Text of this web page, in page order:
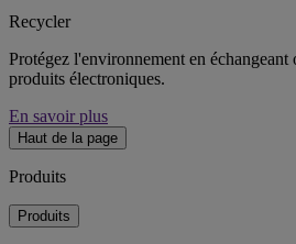
Recycler
Protégez l'environnement en
produits électroniques.
En savoir plus
Haut de la page
Produits
Produits